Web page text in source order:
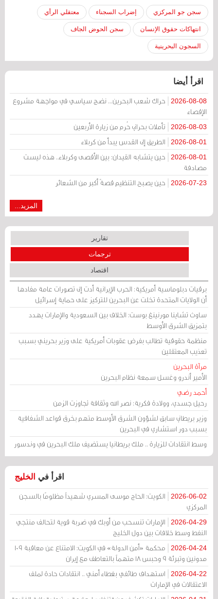
سجن جو المركزي إضراب السجناء معتقلي الرأي
انتهاكات حقوق الإنسان سجن الحوض الجاف
السجون البحرينية
اقرأ أيضا
2026-08-08
حراك شعب البحرين... نضج سياسي في مواجهة مشروع
الإقصاء
2026-08-03 تأملات بحراني حُرم من زيارة الأربعين
2026-08-01 الطريق إلى القدس يبدأ من كربلاء
2026-08-01
حين يتشابه القيدان: بين الأقصى وكربلاء.. هذه ليست
مصادفة
2026-07-23 حين يصبح التنظيم قصةً أكبر من الشعائر
المزيد...
تقارير
ترجمات
اقتصاد
برقيات دبلوماسية أمريكية: الحرب الإيرانية أدت إلى تصورات عامة مفادها
أن الولايات المتحدة تخلت عن البحرين للتركيز على حماية إسرائيل
ساوث تشاينا مورنينغ بوست: الخلاف بين السعودية والإمارات يهدد
بتمزيق الشرق الأوسط
منظمة حقوقية تطالب بفرض عقوبات أمريكية على وزير بحريني بسبب
تعذيب المعتقلين
مرآة البحرين
الأمير أندرو وغسل سمعة نظام البحرين
أحمد رضي
رحيل جسدي، وولادة فكرية: نصر الله وثقافة تجاوزت الزمن
وزير بريطاني سابق لشؤون الشرق الأوسط متهم بخرق قواعد الشفافية
بسبب دور استشاري في البحرين
وسط انتقادات للزيارة .. ملك بريطانيا يستضيف ملك البحرين في وندسور
اقرأ في الخليج
2026-06-02
الكويت: الحاج موسى المسري شهيداً مظلومًا بالسجن
المركزي
2026-04-29
الإمارات تنسحب من أوبك في ضربة قوية لتحالف منتجي
النفط وسط خلافات بين دول الخليج
2026-04-24
محكمة «أمن الدولة» في الكويت: الامتناع عن معاقبة 109
مدونين وتبرئة 9 وحبس 18 متهماً بالتعاطف مع إيران
2026-04-22
استهداف طائفي بغطاء أمني .. انتقادات حادة لملف
الاعتقالات في الإمارات